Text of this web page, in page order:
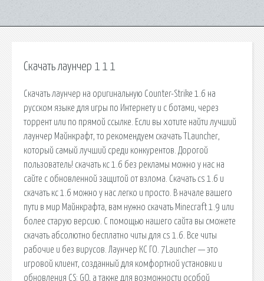
Скачать лаунчер 1 1 1
Скачать лаунчер на оригинальную Counter-Strike 1.6 на
русском языке для игры по Интернету и с ботами, через
торрент или по прямой ссылке. Если вы хотите найти лучший
лаунчер Майнкрафт, то рекомендуем скачать TLauncher,
который самый лучший среди конкурентов. Дорогой
пользователь! скачать кс 1.6 без рекламы можно у нас на
сайте с обновленной защитой от взлома. Скачать cs 1.6 и
скачать кс 1.6 можно у нас легко и просто. В начале вашего
пути в мир Майнкрафта, вам нужно скачать Minecraft 1.9 или
более старую версию. С помощью нашего сайта вы сможете
скачать абсолютно бесплатно читы для cs 1.6. Все читы
рабочие и без вирусов. Лаунчер КС ГО. 7Launcher — это
игровой клиент, созданный для комфортной установки и
обновления CS: GO, а также для возможности особой